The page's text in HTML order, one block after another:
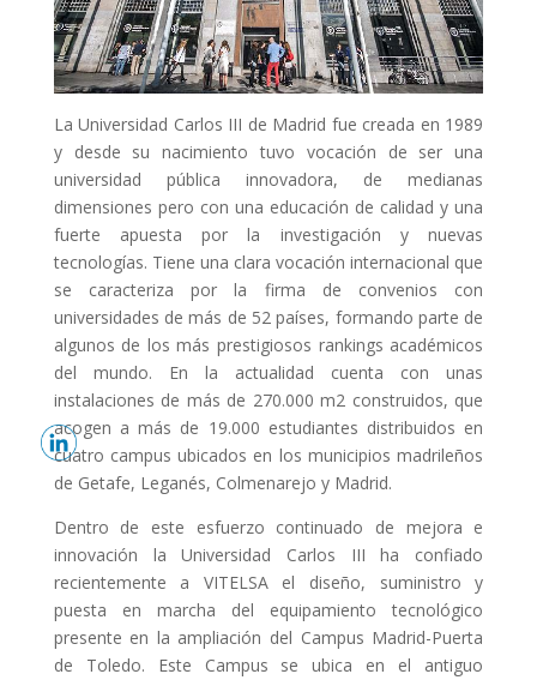
La Universidad Carlos III de Madrid fue creada en 1989
y desde su nacimiento tuvo vocación de ser una
universidad pública innovadora, de medianas
dimensiones pero con una educación de calidad y una
fuerte apuesta por la investigación y nuevas
tecnologías. Tiene una clara vocación internacional que
se caracteriza por la firma de convenios con
universidades de más de 52 países, formando parte de
algunos de los más prestigiosos rankings académicos
del mundo. En la actualidad cuenta con unas
instalaciones de más de 270.000 m2 construidos, que
acogen a más de 19.000 estudiantes distribuidos en
cuatro campus ubicados en los municipios madrileños
de Getafe, Leganés, Colmenarejo y Madrid.
Dentro de este esfuerzo continuado de mejora e
innovación la Universidad Carlos III ha confiado
recientemente a VITELSA el diseño, suministro y
puesta en marcha del equipamiento tecnológico
presente en la ampliación del Campus Madrid-Puerta
de Toledo. Este Campus se ubica en el antiguo